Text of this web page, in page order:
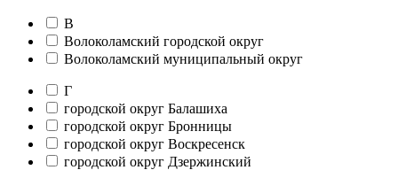
В
Волоколамский городской округ
Волоколамский муниципальный округ
Г
городской округ Балашиха
городской округ Бронницы
городской округ Воскресенск
городской округ Дзержинский